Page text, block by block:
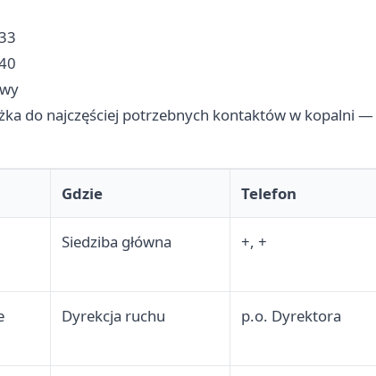
do najczęściej potrzebnych kontaktów w kopalni —
Gdzie Telefon
Siedziba główna +, +
Dyrekcja ruchu p.o. Dyrektora